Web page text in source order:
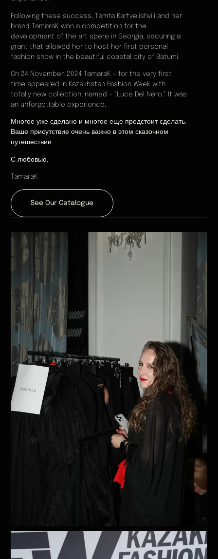
Following these success, Tamta Kartvelishvili and her
brand TamaraK won a competition for the
development of the art spere in Georgia, securing a
grant that allowed her to host her first personal
fashion show in the beautiful coastal city of Batumi.
On 24 November, 2024 TamaraK – for the very first
time appeared in Kazakhstan Fashion Week with
totally new collection, named – “Luce Del Nero.” It was
an unforgettable experience.
Многое уже сделано и многое еще предстоит сделать.
Ваше присутствие очень важно в этом сказочном
путешествии.
С любовью,
TamaraK
See Our Catalogue